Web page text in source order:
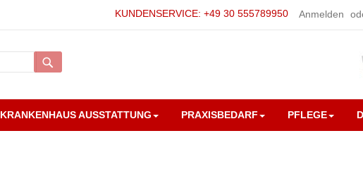
KUNDENSERVICE: +49 30 555789950 Anmelden
KRANKENHAUS AUSSTATTUNG PRAXISBEDARF PFLEGE